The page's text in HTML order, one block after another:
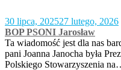
30 lipca, 202527 lutego, 2026
BOP PSONI Jarosław
Ta wiadomość jest dla nas
pani Joanna Janocha była
Polskiego Stowarzyszenia